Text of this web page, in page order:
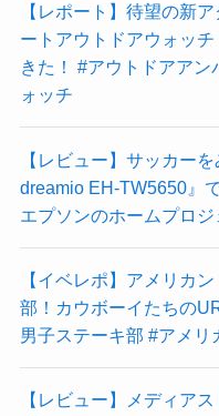
【レポート】待望の新
ートアウトドアウォッ
きた！ #アウトドアア
ォッチ
【レビュー】サッカー
dreamio EH-TW5650』
エプソンのホームプロジ
【イベレポ】アメリカ
部！カウボーイたちの
男子ステーキ部 #アメリ
【レビュー】メディア